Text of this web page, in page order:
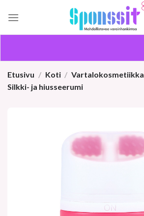
Etusivu / Koti / Vartalokosmetiikka
Silkki- ja hiusseerumi